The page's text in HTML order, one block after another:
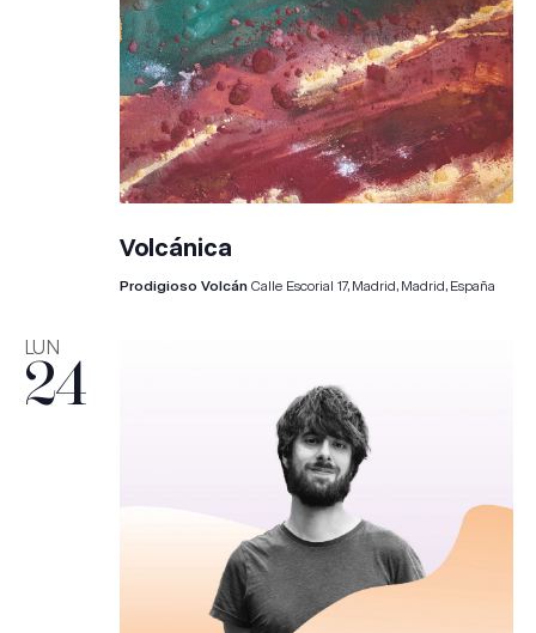
Volcánica
Prodigioso Volcán Calle Escorial 17, Madrid, Madrid, España
LUN
24